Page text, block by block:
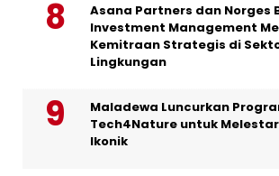
Asana Partners dan Norges
Investment Management
Kemitraan Strategis di
Lingkungan
Maladewa Luncurkan
Tech4Nature untuk
Ikonik